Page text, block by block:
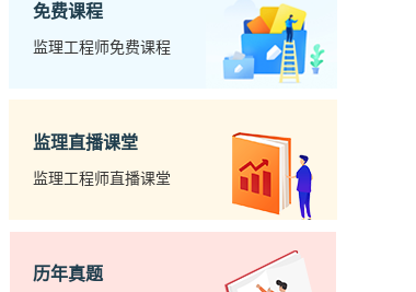
免费课程
监理工程师免费课程
监理直播课堂
监理工程师直播课堂
历年真题